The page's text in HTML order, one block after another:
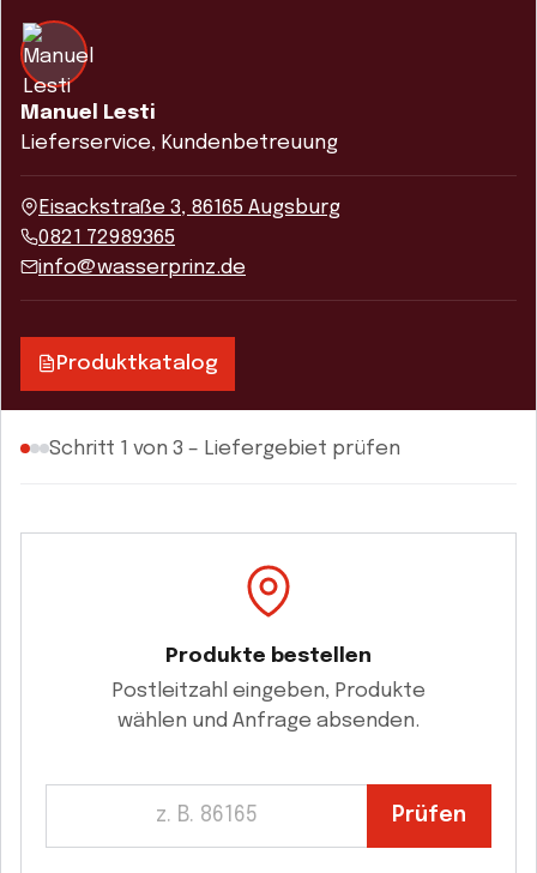
Manuel Lesti
Lieferservice, Kundenbetreuung
Eisackstraße 3, 86165 Augsburg
0821 72989365
info@wasserprinz.de
Produktkatalog
Schritt 1 von 3 – Liefergebiet prüfen
Produkte bestellen
Postleitzahl eingeben, Produkte
wählen und Anfrage absenden.
Prüfen